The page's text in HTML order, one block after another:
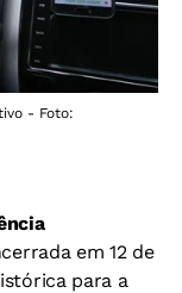
- Foto:
em 12 de
para a